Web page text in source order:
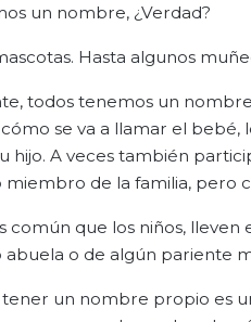
un nombre, ¿Verdad?
Hasta algunos
todos tenemos un
se va a llamar el
hijo. A veces también
miembro de la familia, pero
común que los niños,
abuela o de algún pariente
tener un nombre propio es